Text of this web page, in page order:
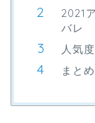
2021
バレ
人気
まとめ